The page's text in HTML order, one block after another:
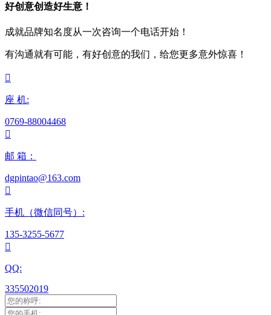
好创意创造好生意！
成就品牌知名度从一次咨询一个电话开始！
有沟通就有可能，有好创意的我们，给您更多意外惊喜！

座 机:
0769-88004468

邮 箱：
dgpintao@163.com

手机（微信同号）:
135-3255-5677

QQ:
335502019